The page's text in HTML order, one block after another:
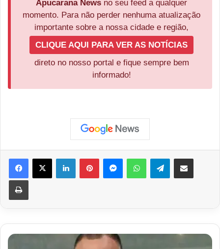
Apucarana News no seu feed a qualquer
momento. Para não perder nenhuma atualização
importante sobre a nossa cidade e região,
CLIQUE AQUI PARA VER AS NOTÍCIAS
direto no nosso portal e fique sempre bem
informado!
Facebook
X LinkedinPinterestMessengerWhatsAppTelegramCompartilhar via e-mail
Imprimir
Denílson